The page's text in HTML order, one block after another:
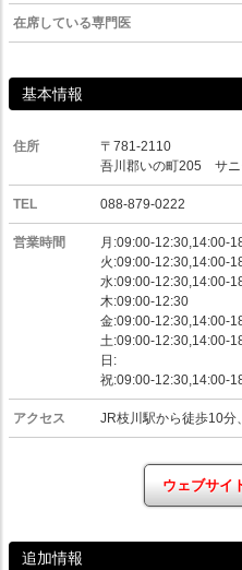
在席している専門医
基本情報
住所
〒781-2110
吾川郡いの町205 サニ
TEL 088-879-0222
営業時間
月:09:00-12:30,14:00-
火:09:00-12:30,14:00-
水:09:00-12:30,14:00-
木:09:00-12:30
金:09:00-12:30,14:00-
土:09:00-12:30,14:00-
日:
祝:09:00-12:30,14:00-
アクセス JR枝川駅から徒歩10分
ウェブサイ
追加情報